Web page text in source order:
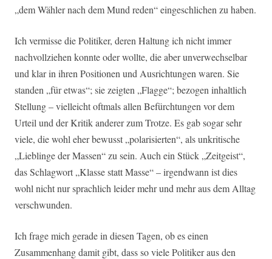
„dem Wähler nach dem Mund reden“ eingeschlichen zu haben.
Ich vermisse die Politiker, deren Haltung ich nicht immer
nachvollziehen konnte oder wollte, die aber unverwechselbar
und klar in ihren Positionen und Ausrichtungen waren. Sie
standen „für etwas“; sie zeigten „Flagge“; bezogen inhaltlich
Stellung – vielleicht oftmals allen Befürchtungen vor dem
Urteil und der Kritik anderer zum Trotze. Es gab sogar sehr
viele, die wohl eher bewusst „polarisierten“, als unkritische
„Lieblinge der Massen“ zu sein. Auch ein Stück „Zeitgeist“,
das Schlagwort „Klasse statt Masse“ – irgendwann ist dies
wohl nicht nur sprachlich leider mehr und mehr aus dem Alltag
verschwunden.
Ich frage mich gerade in diesen Tagen, ob es einen
Zusammenhang damit gibt, dass so viele Politiker aus den